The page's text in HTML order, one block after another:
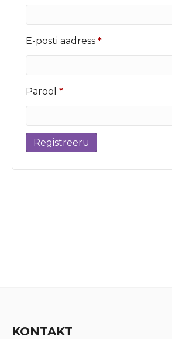
E-posti aadress *Nõutud
Parool *Nõutud
Registreeru
KONTAKT